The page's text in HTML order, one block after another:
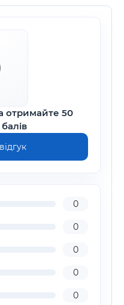
отримайте 50
0
0
0
0
0